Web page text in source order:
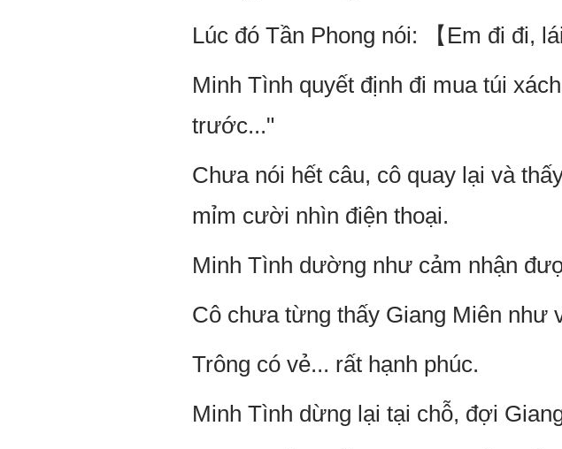
Lúc đó Tần Phong nói: 【Em đi đi,
Minh Tình quyết định đi mua túi
trước..."
Chưa nói hết câu, cô quay lại và
mỉm cười nhìn điện thoại.
Minh Tình dường như cảm nhận
Cô chưa từng thấy Giang Miên
Trông có vẻ... rất hạnh phúc.
Minh Tình dừng lại tại chỗ, đợi